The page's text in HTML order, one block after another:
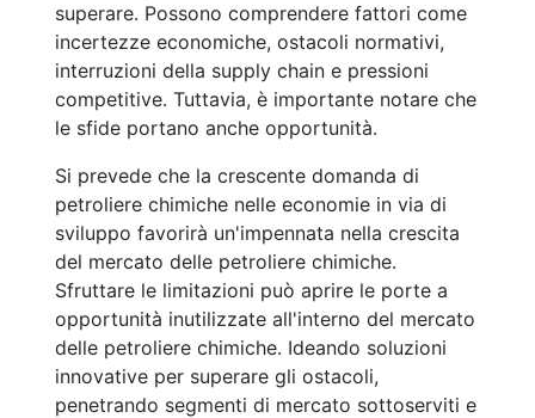
superare. Possono comprendere fattori come
incertezze economiche, ostacoli normativi,
interruzioni della supply chain e pressioni
competitive. Tuttavia, è importante notare che
le sfide portano anche opportunità.
Si prevede che la crescente domanda di
petroliere chimiche nelle economie in via di
sviluppo favorirà un'impennata nella crescita
del mercato delle petroliere chimiche.
Sfruttare le limitazioni può aprire le porte a
opportunità inutilizzate all'interno del mercato
delle petroliere chimiche. Ideando soluzioni
innovative per superare gli ostacoli,
penetrando segmenti di mercato sottoserviti e